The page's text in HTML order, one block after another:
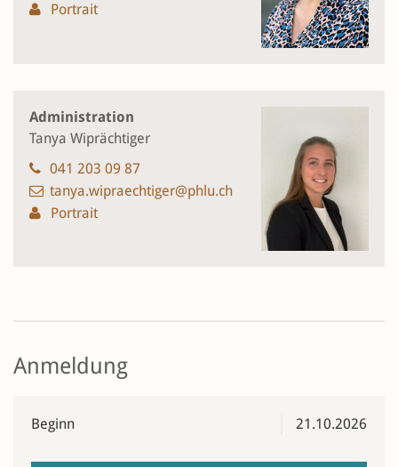
Portrait
Administration
Tanya Wiprächtiger
041 203 09 87
tanya.wipraechtiger@phlu.ch
Portrait
Anmeldung
Beginn 21.10.2026